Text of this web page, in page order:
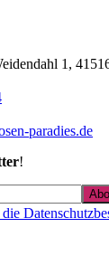
1,
paradies.de
!